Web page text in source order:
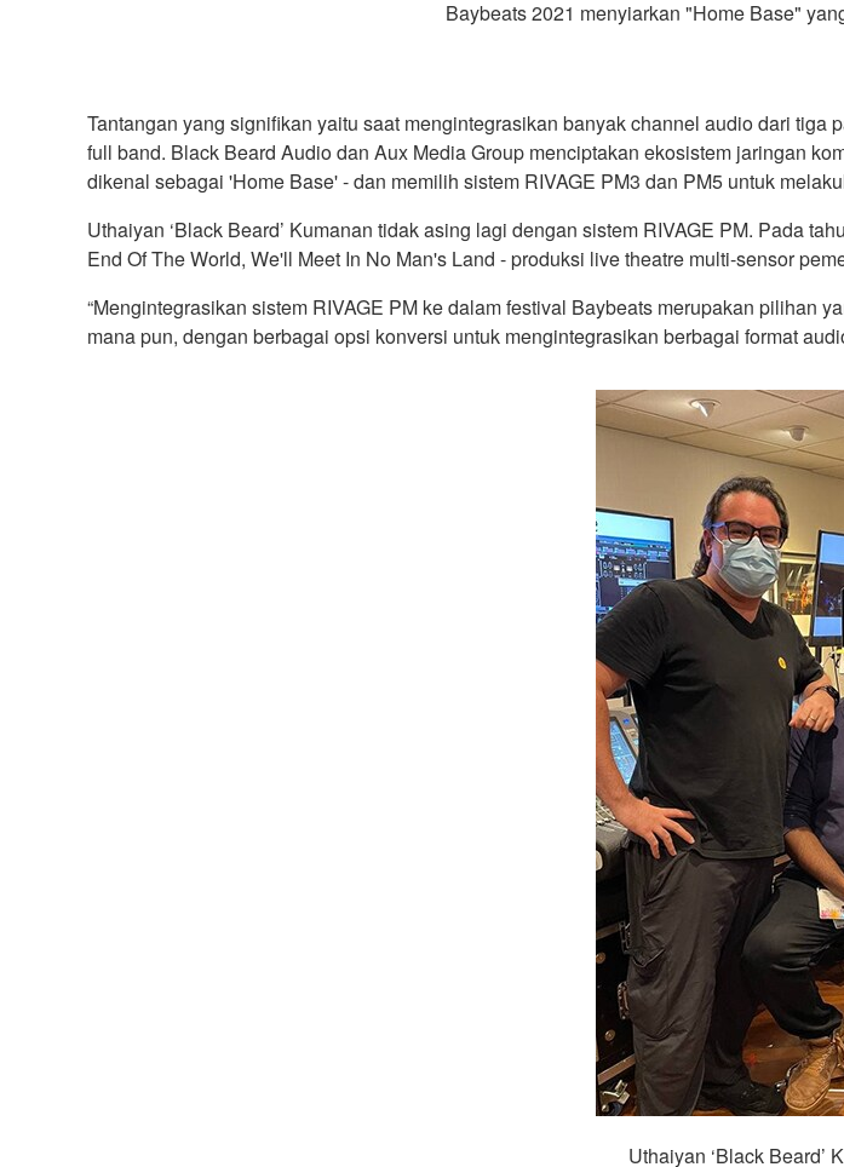
Baybeats 2021 menyiarkan "Home Base"
Tantangan yang signifikan yaitu saat mengintegrasikan banyak channel audio dari
full band. Black Beard Audio dan Aux Media Group menciptakan ekosistem jaringan
dikenal sebagai 'Home Base' - dan memilih sistem RIVAGE PM3 dan PM5 untuk
Uthaiyan ‘Black Beard’ Kumanan tidak asing lagi dengan sistem RIVAGE PM. Pada
End Of The World, We'll Meet In No Man's Land - produksi live theatre multi-sensor
“Mengintegrasikan sistem RIVAGE PM ke dalam festival Baybeats merupakan pilihan
mana pun, dengan berbagai opsi konversi untuk mengintegrasikan berbagai format
Uthaiyan ‘Black Beard’